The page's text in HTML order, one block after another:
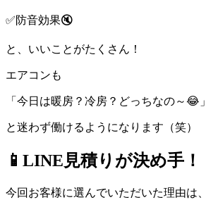
✅防音効果🔇
と、いいことがたくさん！
エアコンも
「今日は暖房？冷房？どっちなの～😂」
と迷わず働けるようになります（笑）
📱LINE見積りが決め手！
今回お客様に選んでいただいた理由は、